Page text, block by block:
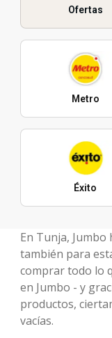
Ofertas
Metro
Éxito
En Tunja,
también para
comprar todo lo
en Jumbo - y
productos,
vacías.